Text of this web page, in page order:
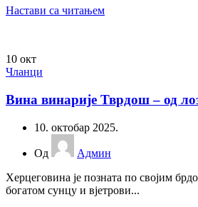
Настави са читањем
10 окт
Чланци
Вина винарије Тврдош – од
10. октобар 2025.
Од
Админ
Херцеговина је позната по својим
богатом сунцу и вјетрови...